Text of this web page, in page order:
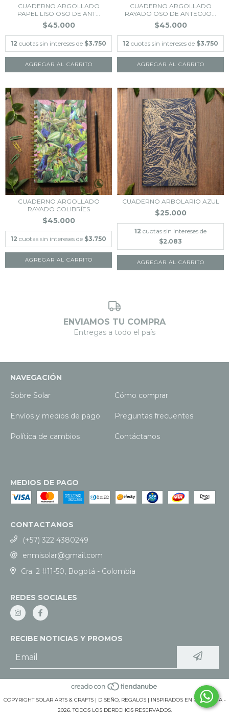
CUADERNO ARGOLLADO
PAPEL LISO OSO DE ANT...
$45.000
12 cuotas sin intereses de $3.750
CUADERNO ARGOLLADO
RAYADO OSO DE ANTEOJO...
$45.000
12 cuotas sin intereses de $3.750
CUADERNO ARGOLLADO
RAYADO COLIBRÍES
$45.000
12 cuotas sin intereses de $3.750
CUADERNO ARBOLARIO AZUL
$25.000
12 cuotas sin intereses de
$2.083
ENVIAMOS TU COMPRA
Entregas a todo el país
NAVEGACIÓN
Sobre Solar
Cómo comprar
Envíos y medios de pago Preguntas frecuentes
Política de cambios Contáctanos
MEDIOS DE PAGO
CONTACTANOS
(+57) 322 4380249
enmisolar@gmail.com
Cra. 2 #11-50, Bogotá - Colombia
REDES SOCIALES
RECIBE NOTICIAS Y PROMOS
COPYRIGHT SOLAR ARTS & CRAFTS | DISEÑO, REGALOS | INSPIRADOS EN COLOMBIA -
2026. TODOS LOS DERECHOS RESERVADOS.